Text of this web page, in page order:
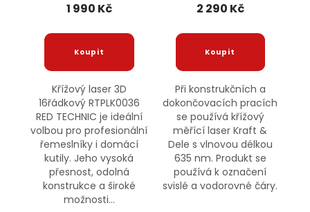
1 990 Kč
Křížový laser 3D
16řádkový RTPLK0036
RED TECHNIC je ideální
volbou pro profesionální
řemeslníky i domácí
kutily. Jeho vysoká
přesnost, odolná
konstrukce a široké
možnosti...
2 290 Kč
Při konstrukčních a
dokončovacích pracích
se používá křížový
měřící laser Kraft &
Dele s vlnovou délkou
635 nm. Produkt se
používá k označení
svislé a vodorovné čáry.